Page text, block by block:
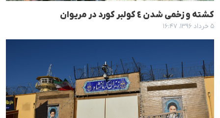
کشتە و زخمی شدن ٤ کولبر کورد در مریوان
۵ خرداد ۱۳۹۶، ۱۶:۴۷